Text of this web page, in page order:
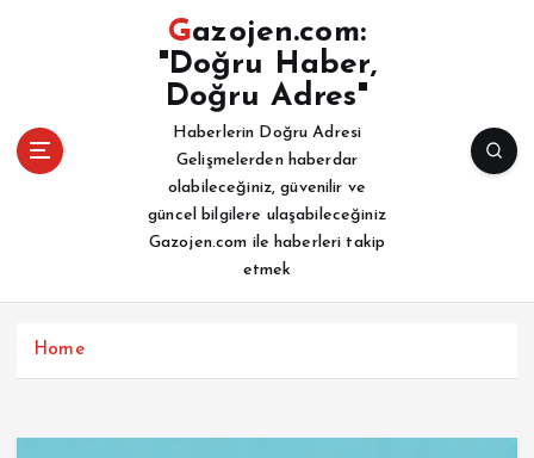
Gazojen.com:
"Doğru Haber,
Doğru Adres"
Haberlerin Doğru Adresi
Gelişmelerden haberdar
olabileceğiniz, güvenilir ve
güncel bilgilere ulaşabileceğiniz
Gazojen.com ile haberleri takip
etmek
Home